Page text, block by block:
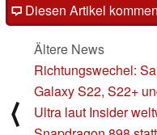
Diesen Artikel
⟨
Ältere News
Richtungswechel:
Galaxy S22, S22+
Ultra laut Insider